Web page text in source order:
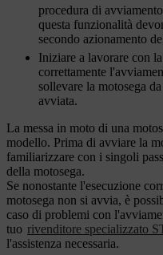
procedura di
questa funzionalità
secondo azionamento
Iniziare a lavorare con
correttamente
sollevare la motosega
avviata.
La messa in moto di una
modello. Prima di avviare la
familiarizzare con i singoli
della motosega.
Se nonostante l'esecuzione
motosega non si avvia, è
caso di problemi con
tuo rivenditore specializzato
l'assistenza necessaria.